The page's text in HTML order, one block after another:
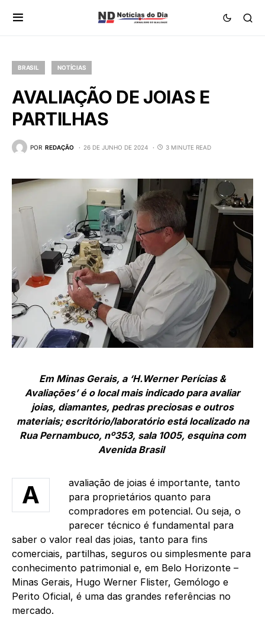
BRASIL NOTÍCIAS
AVALIAÇÃO DE JOIAS E
PARTILHAS
POR REDAÇÃO 26 DE JUNHO DE 2024 3 MINUTE READ
Em Minas Gerais, a ‘H.Werner Perícias &
Avaliações’ é o local mais indicado para avaliar
joias, diamantes, pedras preciosas e outros
materiais; escritório/laboratório está localizado na
Rua Pernambuco, nº353, sala 1005, esquina com
Avenida Brasil
A
avaliação de joias é importante, tanto
para proprietários quanto para
compradores em potencial. Ou seja, o
parecer técnico é fundamental para
saber o valor real das joias, tanto para fins
comerciais, partilhas, seguros ou simplesmente para
conhecimento patrimonial e, em Belo Horizonte –
Minas Gerais, Hugo Werner Flister, Gemólogo e
Perito Oficial, é uma das grandes referências no
mercado.